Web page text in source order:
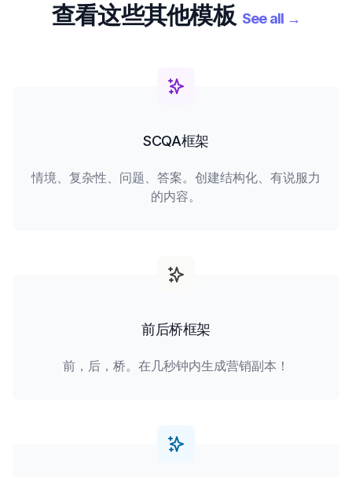
查看这些其他模板 See all →
SCQA框架
情境、复杂性、问题、答案。创建结构化、有说服力
的内容。
前后桥框架
前，后，桥。在几秒钟内生成营销副本！